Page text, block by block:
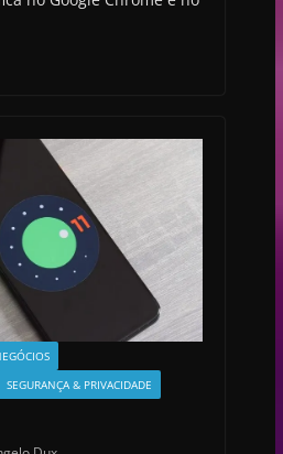
SEGURANÇA & PRIVACIDADE